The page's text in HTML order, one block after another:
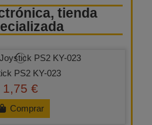
tienda
PS2 KY-023
1,75 €
Comprar